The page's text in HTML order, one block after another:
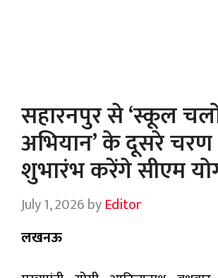
सहारनपुर से ‘स्कूल
अभियान’ के दूसरे
शुभारंभ करेंगे सीएम
July 1, 2026byEditor
लखनऊ